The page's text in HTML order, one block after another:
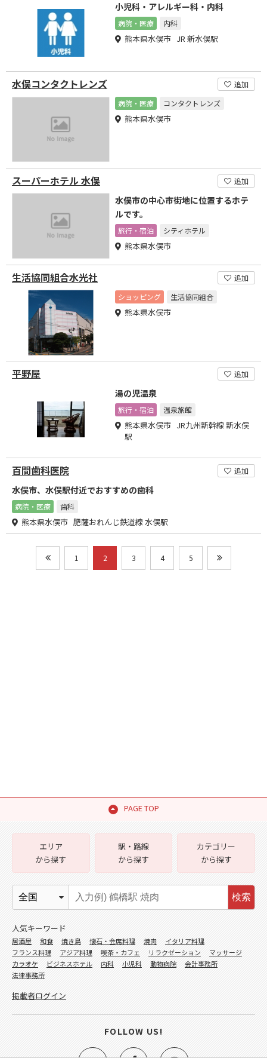
小児科・アレルギー科・内科
病院・医療 内科
熊本県水俣市 JR 新水俣駅
水俣コンタクトレンズ
追加
病院・医療
コンタクトレンズ
熊本県水俣市
スーパーホテル 水俣 追加
水俣市の中心市街地に位置するホテ
ルです。
旅行・宿泊 シティホテル
熊本県水俣市
生活協同組合水光社
追加
ショッピング
生活協同組合
熊本県水俣市
平野屋 追加
湯の児温泉
旅行・宿泊 温泉旅館
熊本県水俣市 JR九州新幹線 新水俣
駅
百間歯科医院 追加
水俣市、水俣駅付近でおすすめの歯科
病院・医療 歯科
熊本県水俣市 肥薩おれんじ鉄道線 水俣駅
1 2 3 4 5
PAGE TOP
エリア
から探す
駅・路線
から探す
カテゴリー
から探す
検索
人気キーワード
居酒屋 和食 焼き鳥 懐石・会席料理 焼肉
イタリア料理
フランス料理
アジア料理 喫茶・カフェ リラクゼーション
マッサージ
カラオケ
ビジネスホテル 内科 小児科 動物病院
会計事務所
法律事務所
掲載者ログイン
FOLLOW US!